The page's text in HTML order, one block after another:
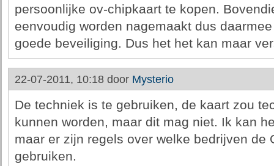
persoonlijke ov-chipkaart te kopen.
eenvoudig worden nagemaakt dus
goede beveiliging. Dus het het kan maar
22-07-2011, 10:18 door Mysterio
De techniek is te gebruiken, de kaart zou
kunnen worden, maar dit mag niet. Ik kan
maar er zijn regels over welke bedrijven de
gebruiken.